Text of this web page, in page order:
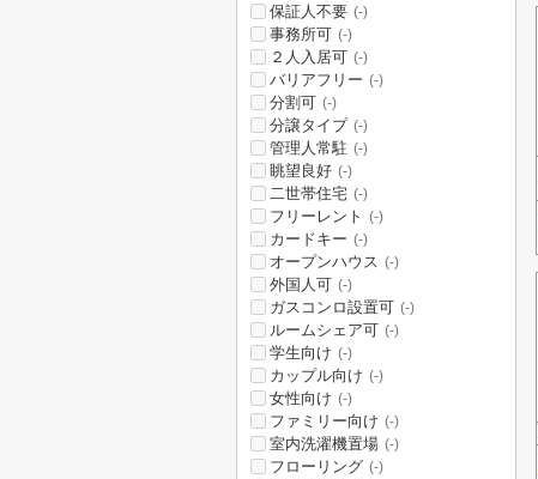
保証人不要 (-)
事務所可 (-)
２人入居可 (-)
バリアフリー (-)
分割可 (-)
分譲タイプ (-)
管理人常駐 (-)
眺望良好 (-)
二世帯住宅 (-)
フリーレント (-)
カードキー (-)
オープンハウス (-)
外国人可 (-)
ガスコンロ設置可 (-)
ルームシェア可 (-)
学生向け (-)
カップル向け (-)
女性向け (-)
ファミリー向け (-)
室内洗濯機置場 (-)
フローリング (-)